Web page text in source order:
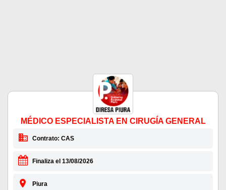
MÉDICO ESPECIALISTA EN CIRUGÍA GENERAL
Contrato: CAS
Finaliza el 13/08/2026
Piura